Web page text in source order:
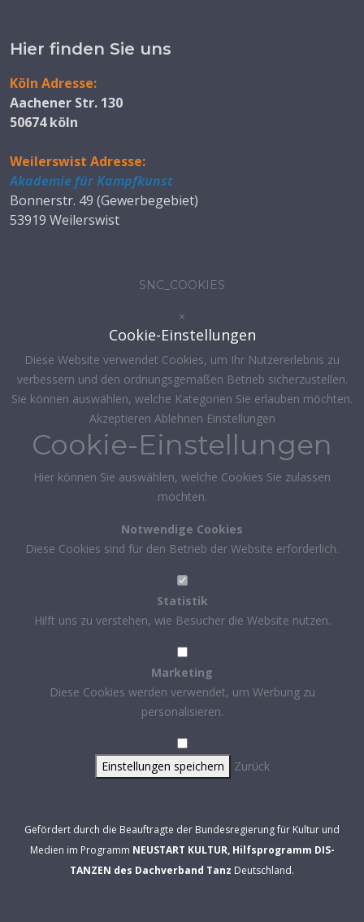
Hier finden Sie uns
Köln Adresse:
Aachener Str. 130
50674 köln
Weilerswist Adresse:
Akademie für Kampfkunst
Bonnerstr. 49 (Gewerbegebiet)
53919 Weilerswist
SNC_COOKIES
×
Cookie-Einstellungen
Diese Website verwendet Cookies, um Ihr Nutzererlebnis zu
verbessern und den ordnungsgemäßen Betrieb sicherzustellen.
Sie können auswählen, welche Kategorien Sie erlauben möchten.
Akzeptieren Ablehnen Einstellungen
Cookie-Einstellungen
Hier können Sie auswählen, welche Cookies Sie zulassen
möchten.
Notwendige Cookies
Diese Cookies sind für den Betrieb der Website erforderlich.
Statistik
Hilft uns zu verstehen, wie Besucher die Website nutzen.
Marketing
Diese Cookies werden verwendet, um Werbung zu
personalisieren.
Einstellungen speichern Zurück
Gefördert durch die Beauftragte der Bundesregierung für Kultur und
Medien im Programm NEUSTART KULTUR, Hilfsprogramm DIS-
TANZEN des Dachverband Tanz Deutschland.